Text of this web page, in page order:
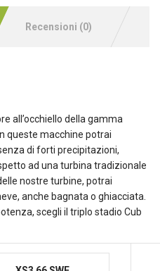
Recensioni (0)
all’occhiello della gamma
queste macchine potrai
di forti precipitazioni,
ad una turbina tradizionale
nostre turbine, potrai
anche bagnata o ghiacciata.
scegli il triplo stadio Cub